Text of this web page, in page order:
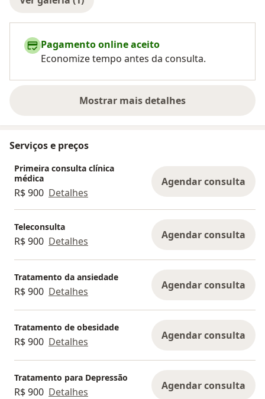
Pagamento online aceito
Economize tempo antes da consulta.
Mostrar mais detalhes
sobre a experiência
Serviços e preços
Primeira consulta clínica
médica
R$ 900 Detalhes
Agendar consulta
Teleconsulta
R$ 900 Detalhes Agendar consulta
Tratamento da ansiedade
R$ 900 Detalhes Agendar consulta
Tratamento de obesidade
R$ 900 Detalhes Agendar consulta
Tratamento para Depressão
R$ 900 Detalhes Agendar consulta